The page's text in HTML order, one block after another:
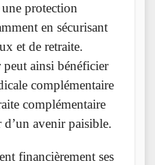
protection
en sécurisant
et de retraite.
ainsi bénéficier
complémentaire
complémentaire
avenir paisible.
financièrement ses